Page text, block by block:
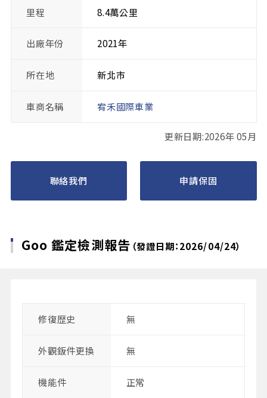
里程 8.4萬公里
出廠年份 2021年
所在地 新北市
車商名稱 宥禾國際車業
更新日期:2026年 05月
聯絡我們 申請保固
Goo 鑑定檢測報告 （發證日期：2026/04/24）
修復歴史 無
外觀鈑件更換 無
機能件 正常